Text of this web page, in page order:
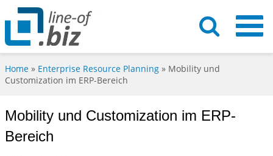
Home » Enterprise Resource Planning » Mobility und
Customization im ERP-Bereich
Mobility und Customization im ERP-
Bereich